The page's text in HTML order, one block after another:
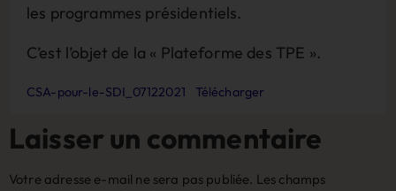
les programmes présidentiels.
C’est l’objet de la « Plateforme des TPE ».
CSA-pour-le-SDI_07122021 Télécharger
Laisser un commentaire
Votre adresse e-mail ne sera pas publiée. Les champs